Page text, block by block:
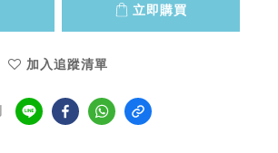
立即購買
加入追蹤清單